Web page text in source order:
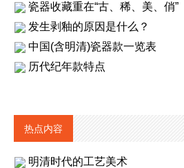
瓷器收藏重在“古、稀、美、俏”
发生剥釉的原因是什么？
中国(含明清)瓷器款一览表
历代纪年款特点
热点内容
明清时代的工艺美术